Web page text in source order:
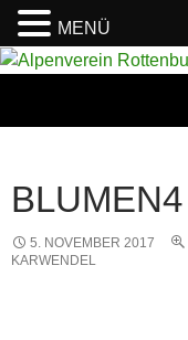
BLUMEN4
5. NOVEMBER 2017
KARWENDEL
MENÜ